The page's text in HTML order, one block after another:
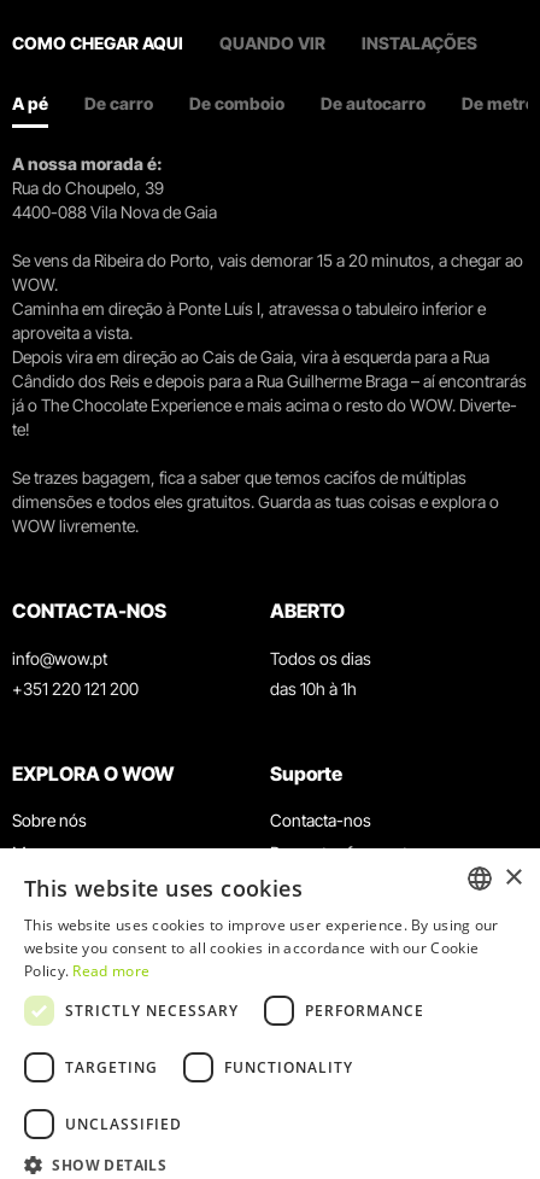
COMO CHEGAR AQUI QUANDO VIR INSTALAÇÕES
A pé De carro De comboio De autocarro De metro
A nossa morada é:
Rua do Choupelo, 39
4400-088 Vila Nova de Gaia
Se vens da Ribeira do Porto, vais demorar 15 a 20 minutos, a chegar ao
WOW.
Caminha em direção à Ponte Luís I, atravessa o tabuleiro inferior e
aproveita a vista.
Depois vira em direção ao Cais de Gaia, vira à esquerda para a Rua
Cândido dos Reis e depois para a Rua Guilherme Braga – aí encontrarás
já o The Chocolate Experience e mais acima o resto do WOW. Diverte-
te!
Se trazes bagagem, fica a saber que temos cacifos de múltiplas
dimensões e todos eles gratuitos. Guarda as tuas coisas e explora o
WOW livremente.
CONTACTA-NOS
info@wow.pt
+351 220 121 200
ABERTO
Todos os dias
das 10h à 1h
EXPLORA O WOW
Sobre nós
Museus
Agenda
Notícias
Restaurantes
Cartão WOW
Grupos e Eventos
Serviço Educativo
Suporte
Contacta-nos
Perguntas frequentes
Termos e Condições
Política de privacidade e cookies
Trabalha connosco
Livro de reclamações
© 2026
ENGLISH
×
This website uses cookies
This website uses cookies to improve user experience. By using our
website you consent to all cookies in accordance with our Cookie
Policy. Read more
STRICTLY NECESSARY
PERFORMANCE
TARGETING FUNCTIONALITY
UNCLASSIFIED
SHOW DETAILS